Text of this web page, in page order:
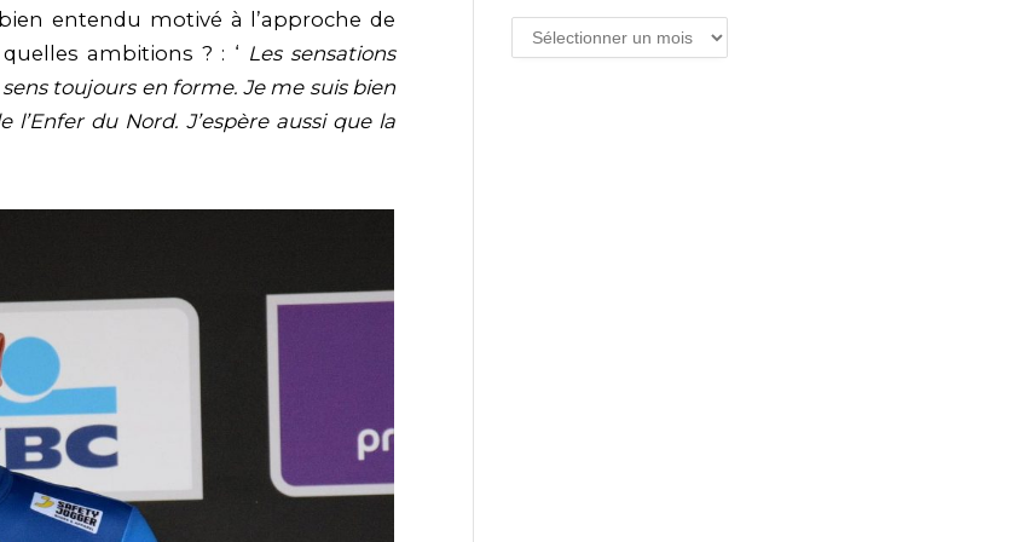
entendu motivé à l’approche de
ambitions ? : ‘ Les sensations
toujours en forme. Je me suis bien
du Nord. J’espère aussi que la